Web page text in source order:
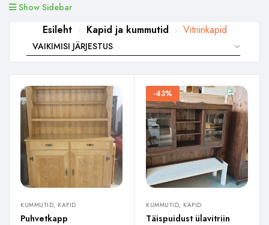
Show Sidebar
Esileht Kapid ja kummutid Vitriinkapid
KUMMUTID, KAPID
Puhvetkapp
-43%
KUMMUTID, KAPID
Täispuidust ülavitriin